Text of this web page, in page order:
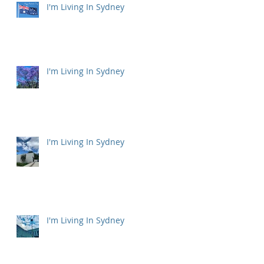
I'm Living In Sydney
I'm Living In Sydney
I'm Living In Sydney
I'm Living In Sydney